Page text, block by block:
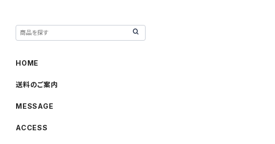
HOME
送料のご案内
MESSAGE
ACCESS